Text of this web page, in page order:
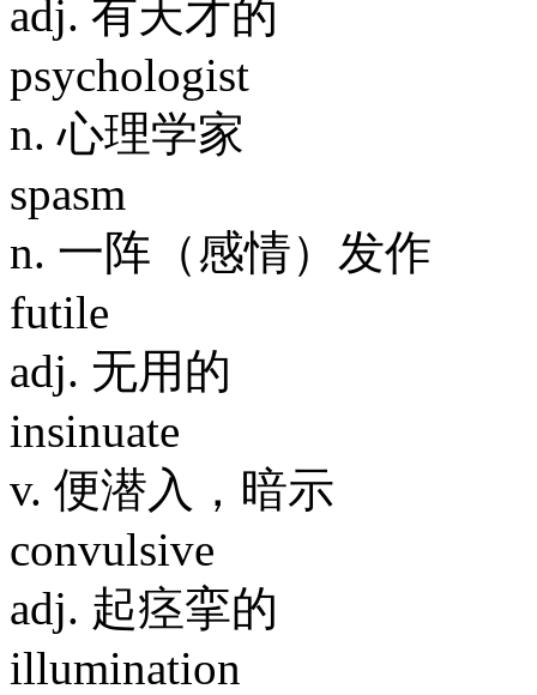
adj. 有天才的
psychologist
n. 心理学家
spasm
n. 一阵（感情）发作
futile
adj. 无用的
insinuate
v. 便潜入，暗示
convulsive
adj. 起痉挛的
illumination